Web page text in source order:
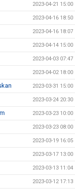
2023-04-21 15:00
2023-04-16 18:50
2023-04-16 18:07
2023-04-14 15:00
2023-04-03 07:47
2023-04-02 18:00
2023-03-31 15:00
2023-03-24 20:30
2023-03-23 10:00
2023-03-23 08:00
2023-03-19 16:05
2023-03-17 13:00
2023-03-13 11:04
2023-03-12 17:13